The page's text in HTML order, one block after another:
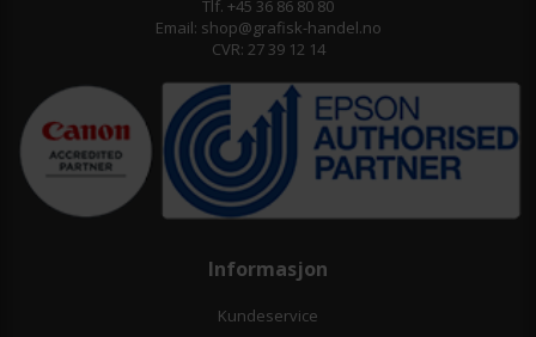
Tlf. +45 36 86 80 80
Email: shop@grafisk-handel.no
CVR: 27 39 12 14
Informasjon
Kundeservice